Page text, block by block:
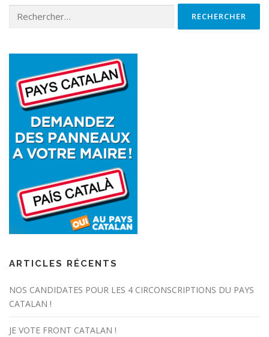
ARTICLES RÉCENTS
NOS CANDIDATES POUR LES 4 CIRCONSCRIPTIONS DU PAYS
CATALAN !
JE VOTE FRONT CATALAN !